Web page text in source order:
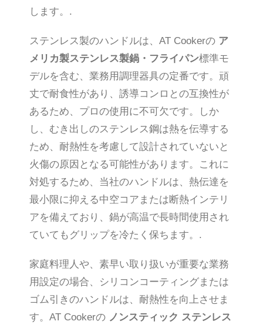
します。.
ステンレス製のハンドルは、AT Cookerの ア
メリカ製ステンレス製鍋・フライパン標準モ
デルを含む、業務用調理器具の定番です。頑
丈で耐食性があり、誘導コンロとの互換性が
あるため、プロの使用に不可欠です。しか
し、むき出しのステンレス鋼は熱を伝導する
ため、耐熱性を考慮して設計されていないと
火傷の原因となる可能性があります。これに
対処するため、当社のハンドルは、熱伝達を
最小限に抑える中空コアまたは断熱インテリ
アを備えており、鍋が高温で長時間使用され
ていてもグリップを冷たく保ちます。.
家庭料理人や、素早い取り扱いが重要な業務
用設定の場合、シリコンコーティングまたは
ゴム引きのハンドルは、耐熱性を向上させま
す。AT Cookerの ノンスティック ステンレス